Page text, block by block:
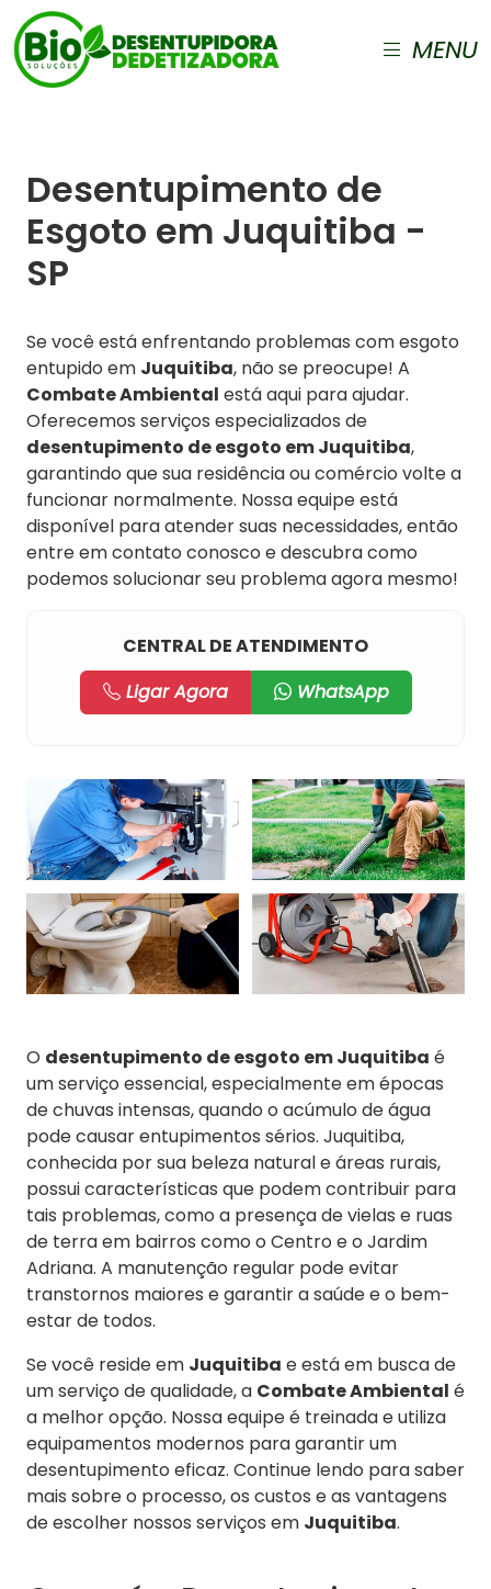
MENU
Desentupimento de
Esgoto em Juquitiba -
SP
Se você está enfrentando problemas com esgoto
entupido em Juquitiba, não se preocupe! A
Combate Ambiental está aqui para ajudar.
Oferecemos serviços especializados de
desentupimento de esgoto em Juquitiba,
garantindo que sua residência ou comércio volte a
funcionar normalmente. Nossa equipe está
disponível para atender suas necessidades, então
entre em contato conosco e descubra como
podemos solucionar seu problema agora mesmo!
CENTRAL DE ATENDIMENTO
Ligar Agora
WhatsApp
O desentupimento de esgoto em Juquitiba é
um serviço essencial, especialmente em épocas
de chuvas intensas, quando o acúmulo de água
pode causar entupimentos sérios. Juquitiba,
conhecida por sua beleza natural e áreas rurais,
possui características que podem contribuir para
tais problemas, como a presença de vielas e ruas
de terra em bairros como o Centro e o Jardim
Adriana. A manutenção regular pode evitar
transtornos maiores e garantir a saúde e o bem-
estar de todos.
Se você reside em Juquitiba e está em busca de
um serviço de qualidade, a Combate Ambiental é
a melhor opção. Nossa equipe é treinada e utiliza
equipamentos modernos para garantir um
desentupimento eficaz. Continue lendo para saber
mais sobre o processo, os custos e as vantagens
de escolher nossos serviços em Juquitiba.